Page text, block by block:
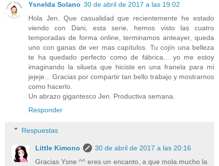
Ysnelda Solano 30 de abril de 2017 a las 19:02
Hola Jen. Que casualidad que recientemente he estado
viendo con Dani, esta serie, hemos visto las cuatro
temporadas de forma online, terminamos anteayer, queda
uno con ganas de ver mas capítulos. Tu cojín una belleza
te ha quedado perfecto como de fábrica... yo me estoy
imaginando la silueta que hiciste en una franela para mi
jejeje... Gracias por compartir tan bello trabajo y mostrarnos
como hacerlo.
Un abrazo gigantesco Jen. Productiva semana.
Responder
Respuestas
Little Kimono
30 de abril de 2017 a las 20:16
Gracias Ysne ^^ eres un encanto, a que mola mucho la